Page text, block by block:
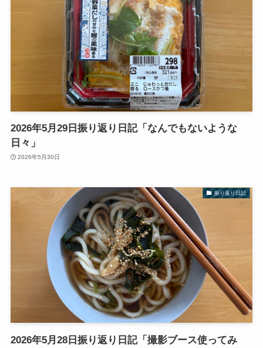
2026年5月29日振り返り日記「なんでもないような
日々」
2026年5月30日
振り返り日記
2026年5月28日振り返り日記「撮影ブース使ってみ